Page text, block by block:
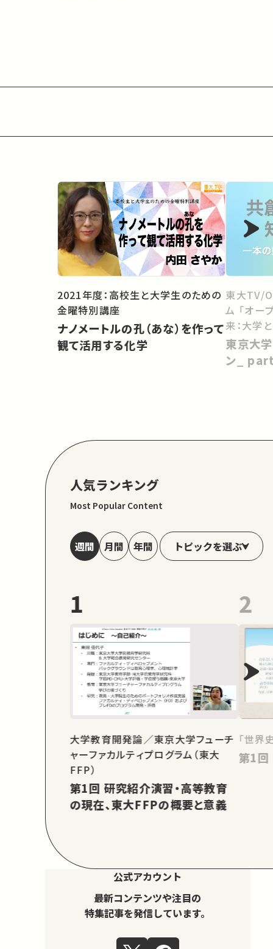
2021年度：高校生と大学生のための
金曜特別講座
ナノメートルの孔（あな）を作って
観て活用する化学
東大TV/
ム 「オー
来：大学
向けて」
東京大
ン_
人気ランキング
Most Popular Content
週間 月間 年間 トピックを選ぶ
1
大学教育開発論／東京大学フューチ
ャーファカルティプログラム（東大
FFP）
第1回 研究紹介演習・高等教育
の現在、東大FFPの概要と意義
2
「世界
公式アカウント
最新コンテンツや注目の
特集記事を発信しています。